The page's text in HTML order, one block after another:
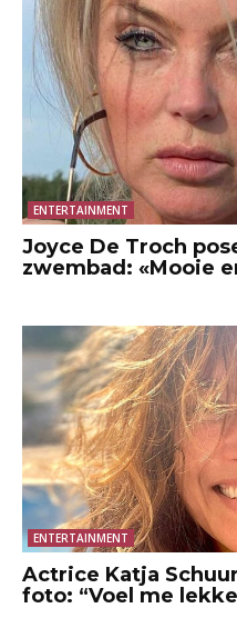
ENTERTAINMENT
Joyce De Troch
zwembad: «Mooie
ENTERTAINMENT
Actrice Katja
foto: “Voel me